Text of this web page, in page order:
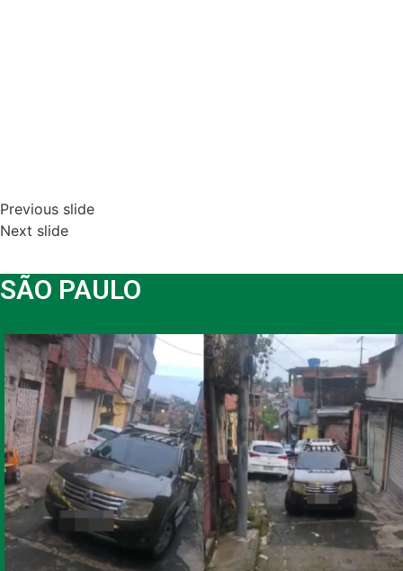
Previous slide
Next slide
SÃO PAULO